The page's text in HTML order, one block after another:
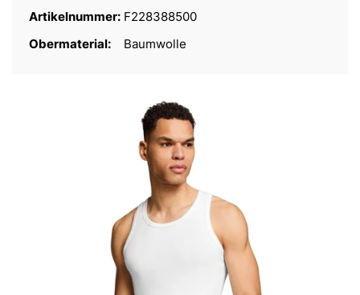
Artikelnummer: F228388500
Obermaterial:
Baumwolle